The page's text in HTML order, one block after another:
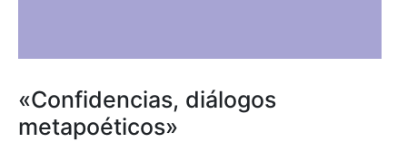
«Confidencias, diálogos
metapoéticos»